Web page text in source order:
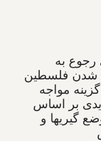
رجوع به
شدن فلسطین
مواجه
بر اساس
گیریها و